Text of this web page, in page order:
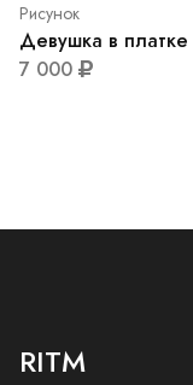
Рисунок
Девушка в платке
7 000
RITM